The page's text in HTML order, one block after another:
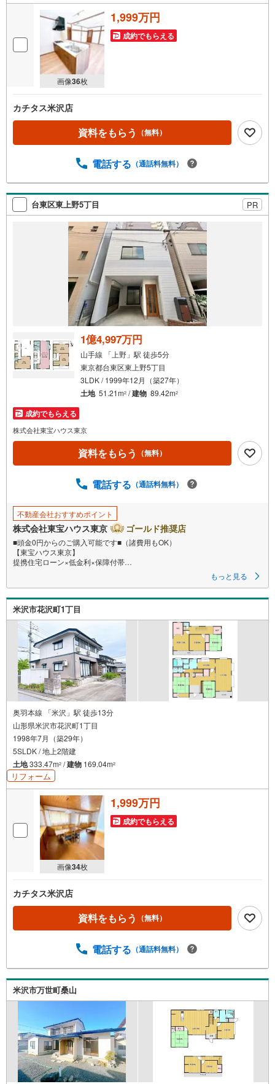
画像36枚
1,999万円
成約でもらえる
カチタス米沢店
資料をもらう （無料）
電話する （通話料無料）
台東区東上野5丁目 PR
1億4,997万円
山手線 「上野」駅 徒歩5分
東京都台東区東上野5丁目
3LDK / 1999年12月（築27年）
土地 51.21m2 /建物 89.42m2
成約でもらえる
株式会社東宝ハウス東京
資料をもらう （無料）
電話する （通話料無料）
不動産会社おすすめポイント
株式会社東宝ハウス東京 ゴールド推奨店
■頭金0円からのご購入可能です■（諸費用もOK）
【東宝ハウス東京】
提携住宅ローン×低金利×保障付帯
【Yahoo！ 不動産キャンペーン対象店舗】
当店で物件を成約するとPayPayボーナスライトがもらえる
「Yahoo！ 不動産 物件ご成約キャンペーン」の対象になります。
「資料をもらう」「見学予約をする」ボタンからお問い合わせください。
※必ずYahoo！ JAPAN IDでログインしてください。
※PayPayボーナスライトは出金と譲渡はできません。
ご案内・詳細な資料のご請求はお気軽にどうぞ♪
お電話でのお問い合わせも常時受け付けております！
お気軽にお問い合わせください。
もっと見る
米沢市花沢町1丁目
奥羽本線 「米沢」駅 徒歩13分
山形県米沢市花沢町1丁目
1998年7月（築29年）
5SLDK / 地上2階建
土地333.47m2 /建物 169.04m2
リフォーム
画像34枚
1,999万円
成約でもらえる
カチタス米沢店
資料をもらう （無料）
電話する （通話料無料）
米沢市万世町桑山